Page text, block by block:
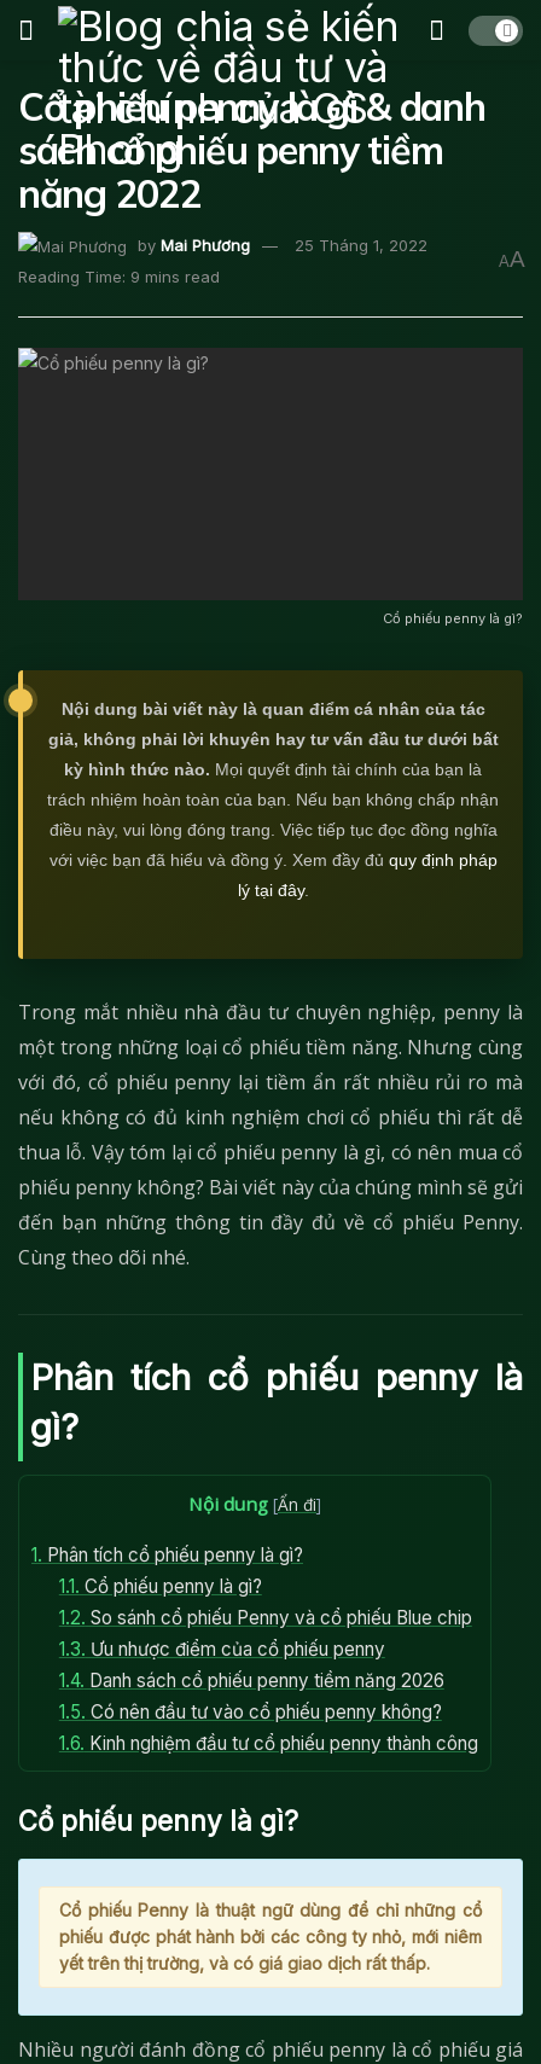
Cổ phiếu penny là gì & danh
sách cổ phiếu penny tiềm
năng 2022
by Mai Phương
25 Tháng 1, 2022
Reading Time: 9 mins read
AA
Cổ phiếu penny là gì?
Nội dung bài viết này là quan điểm cá nhân của tác
giả, không phải lời khuyên hay tư vấn đầu tư dưới bất
kỳ hình thức nào. Mọi quyết định tài chính của bạn là
trách nhiệm hoàn toàn của bạn. Nếu bạn không chấp nhận
điều này, vui lòng đóng trang. Việc tiếp tục đọc đồng nghĩa
với việc bạn đã hiểu và đồng ý. Xem đầy đủ quy định pháp
lý tại đây.
Trong mắt nhiều nhà đầu tư chuyên nghiệp, penny là
một trong những loại cổ phiếu tiềm năng. Nhưng cùng
với đó, cổ phiếu penny lại tiềm ẩn rất nhiều rủi ro mà
nếu không có đủ kinh nghiệm chơi cổ phiếu thì rất dễ
thua lỗ. Vậy tóm lại cổ phiếu penny là gì, có nên mua cổ
phiếu penny không? Bài viết này của chúng mình sẽ gửi
đến bạn những thông tin đầy đủ về cổ phiếu Penny.
Cùng theo dõi nhé.
Phân tích cổ phiếu penny là
gì?
Nội dung [Ẩn đi]
1. Phân tích cổ phiếu penny là gì?
1.1. Cổ phiếu penny là gì?
1.2. So sánh cổ phiếu Penny và cổ phiếu Blue chip
1.3. Ưu nhược điểm của cổ phiếu penny
1.4. Danh sách cổ phiếu penny tiềm năng 2026
1.5. Có nên đầu tư vào cổ phiếu penny không?
1.6. Kinh nghiệm đầu tư cổ phiếu penny thành công
Cổ phiếu penny là gì?
Cổ phiếu Penny là thuật ngữ dùng để chỉ những cổ
phiếu được phát hành bởi các công ty nhỏ, mới niêm
yết trên thị trường, và có giá giao dịch rất thấp.
Nhiều người đánh đồng cổ phiếu penny là cổ phiếu giá